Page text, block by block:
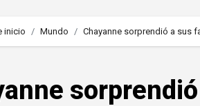
inicio Mundo Chayanne sorprendió a sus